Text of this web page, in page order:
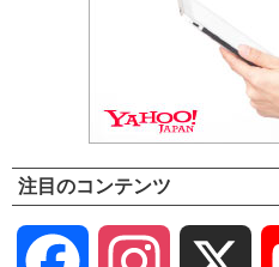
注目のコンテンツ
Facebook Instagram